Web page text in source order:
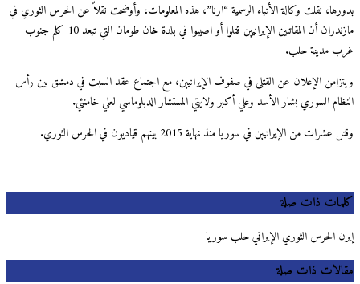
نقلت وكالة الأنباء الرسمية “ارنا”، هذه المعلومات، وأوضحت نقلاً عن الحرس الثوري في
مازندران أن المقاتلين الإيرانيين قتلوا أو اصيبوا في بلدة خان طومان التي تبعد 10 كلم جنوب
مدينة حلب.
الإعلان عن القتلى في صفوف الإيرانيين، مع اجتماع عقد السبت في دمشق بين رأس
السوري بشار الأسد وعلي أكبر ولايتي المستشار الدبلوماسي لعلي خامنئي.
من الإيرانيين في سوريا منذ نهاية 2015 بينهم قياديون في الحرس الثوري.
ذات صلة
الحرس الثوري الإيراني حلب سوريا
ذات صلة